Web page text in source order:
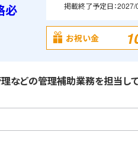
必
掲載終了予定日：2027/
お祝い金
どの管理補助業務を担当して